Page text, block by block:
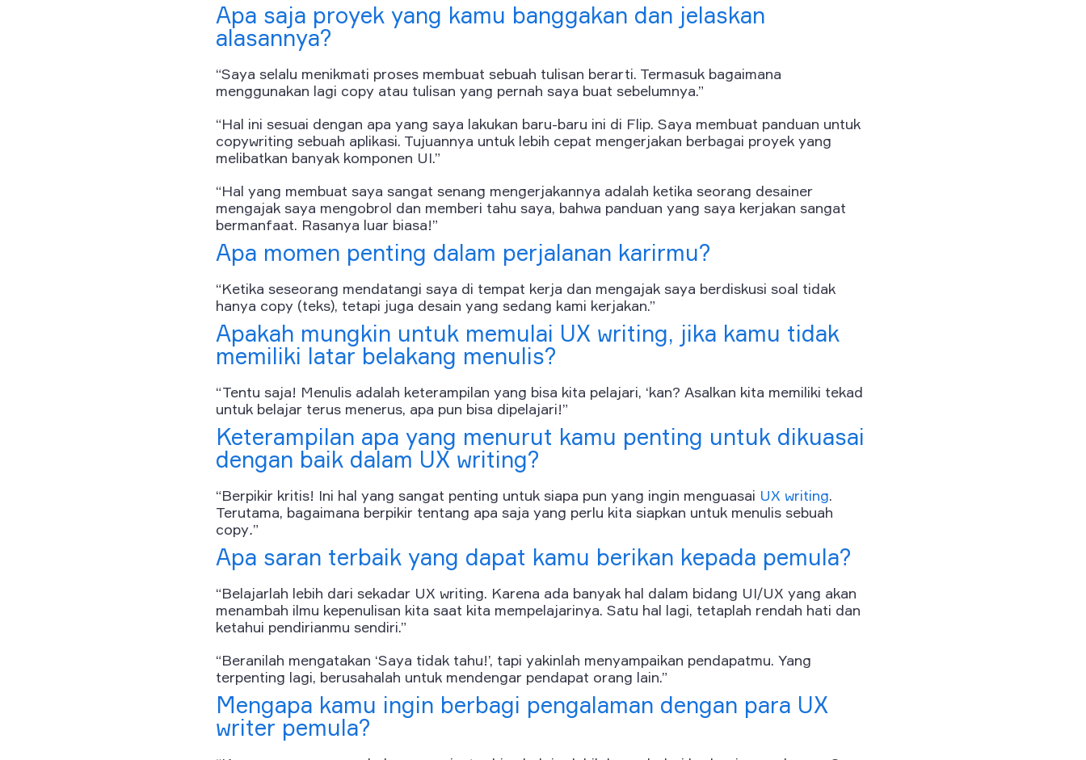
Apa saja proyek yang kamu banggakan dan jelaskan
alasannya?
“Saya selalu menikmati proses membuat sebuah tulisan berarti. Termasuk bagaimana
menggunakan lagi copy atau tulisan yang pernah saya buat sebelumnya.”
“Hal ini sesuai dengan apa yang saya lakukan baru-baru ini di Flip. Saya membuat panduan untuk
copywriting sebuah aplikasi. Tujuannya untuk lebih cepat mengerjakan berbagai proyek yang
melibatkan banyak komponen UI.”
“Hal yang membuat saya sangat senang mengerjakannya adalah ketika seorang desainer
mengajak saya mengobrol dan memberi tahu saya, bahwa panduan yang saya kerjakan sangat
bermanfaat. Rasanya luar biasa!”
Apa momen penting dalam perjalanan karirmu?
“Ketika seseorang mendatangi saya di tempat kerja dan mengajak saya berdiskusi soal tidak
hanya copy (teks), tetapi juga desain yang sedang kami kerjakan.”
Apakah mungkin untuk memulai UX writing, jika kamu tidak
memiliki latar belakang menulis?
“Tentu saja! Menulis adalah keterampilan yang bisa kita pelajari, ‘kan? Asalkan kita memiliki tekad
untuk belajar terus menerus, apa pun bisa dipelajari!”
Keterampilan apa yang menurut kamu penting untuk dikuasai
dengan baik dalam UX writing?
“Berpikir kritis! Ini hal yang sangat penting untuk siapa pun yang ingin menguasai UX writing.
Terutama, bagaimana berpikir tentang apa saja yang perlu kita siapkan untuk menulis sebuah
copy.”
Apa saran terbaik yang dapat kamu berikan kepada pemula?
“Belajarlah lebih dari sekadar UX writing. Karena ada banyak hal dalam bidang UI/UX yang akan
menambah ilmu kepenulisan kita saat kita mempelajarinya. Satu hal lagi, tetaplah rendah hati dan
ketahui pendirianmu sendiri.”
“Beranilah mengatakan ‘Saya tidak tahu!’, tapi yakinlah menyampaikan pendapatmu. Yang
terpenting lagi, berusahalah untuk mendengar pendapat orang lain.”
Mengapa kamu ingin berbagi pengalaman dengan para UX
writer pemula?